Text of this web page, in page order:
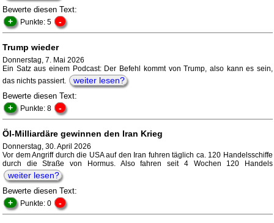
Bewerte diesen Text:
+ Punkte: 5 -
Trump wieder
Donnerstag, 7. Mai 2026
Ein Satz aus einem Podcast: Der Befehl kommt von Trump, also kann es sein,
das nichts passiert.
weiter lesen?
Bewerte diesen Text:
+ Punkte: 8 -
Öl-Milliardäre gewinnen den Iran Krieg
Donnerstag, 30. April 2026
Vor dem Angriff durch die USA auf den Iran fuhren täglich ca. 120 Handelsschiffe
durch die Straße von Hormus. Also fahren seit 4 Wochen 120 Handels
weiter lesen?
Bewerte diesen Text:
+ Punkte: 0 -